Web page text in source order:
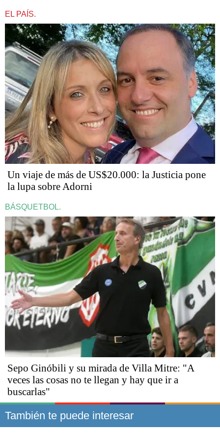
EL PAÍS.
Un viaje de más de US$20.000: la Justicia pone
la lupa sobre Adorni
BÁSQUETBOL.
Sepo Ginóbili y su mirada de Villa Mitre: "A
veces las cosas no te llegan y hay que ir a
buscarlas"
También te puede interesar